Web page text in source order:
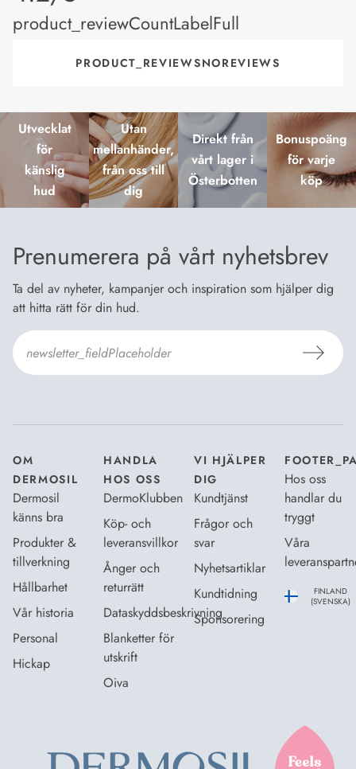
product_reviewCountLabelFull
PRODUCT_REVIEWSNOREVIEWS
Utvecklat
för
känslig
hud
Utan
mellanhänder,
från oss till
dig
Direkt från
vårt lager i
Österbotten
Bonuspoäng
för varje
köp
Prenumerera på vårt nyhetsbrev
Ta del av nyheter, kampanjer och inspiration som hjälper dig
att hitta rätt för din hud.
OM
DERMOSIL
Dermosil
känns bra
Produkter &
tillverkning
Hållbarhet
Vår historia
Personal
Hickap
HANDLA
HOS OSS
DermoKlubben
Köp- och
leveransvillkor
Ånger och
returrätt
Dataskyddsbeskrivning
Blanketter för
utskrift
Oiva
VI HJÄLPER
DIG
Kundtjänst
Frågor och
svar
Nyhetsartiklar
Kundtidning
Sponsorering
Hos oss
handlar du
tryggt
Våra
FINLAND
(SVENSKA)